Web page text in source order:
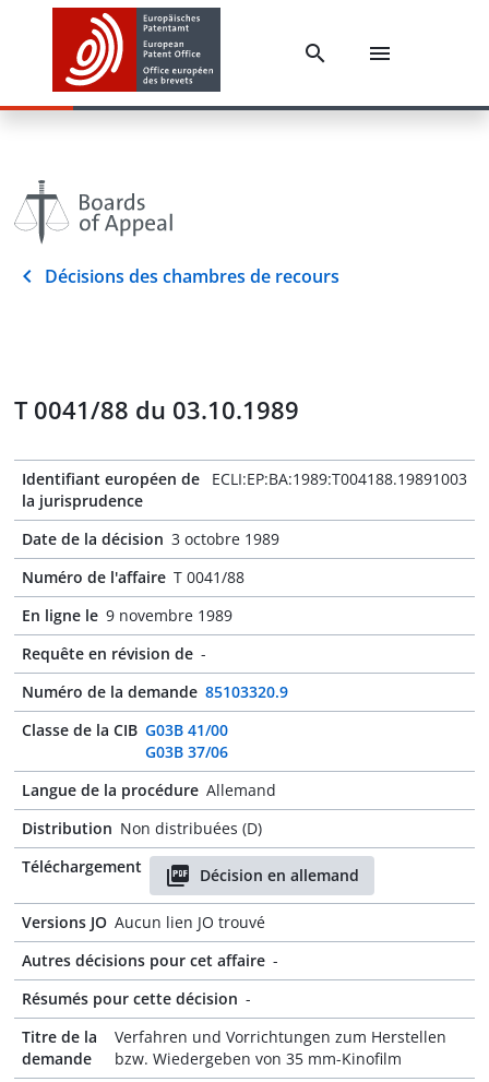
Décisions des chambres de recours
T 0041/88 du 03.10.1989
Identifiant européen de
la jurisprudence
ECLI:EP:BA:1989:T004188.19891003
Date de la décision 3 octobre 1989
Numéro de l'affaire T 0041/88
En ligne le 9 novembre 1989
Requête en révision de -
Numéro de la demande 85103320.9
Classe de la CIB G03B 41/00
G03B 37/06
Langue de la procédure Allemand
Distribution Non distribuées (D)
Téléchargement
Décision en allemand
Versions JO Aucun lien JO trouvé
Autres décisions pour cet affaire -
Résumés pour cette décision -
Titre de la
demande
Verfahren und Vorrichtungen zum Herstellen
bzw. Wiedergeben von 35 mm-Kinofilm